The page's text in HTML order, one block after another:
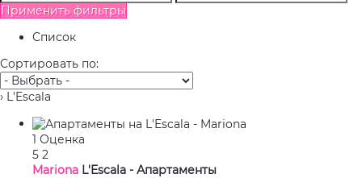
Применить фильтры
Список
Сортировать по:
› L'Escala
1 Оценка
5 2
Mariona L'Escala - Апартаменты